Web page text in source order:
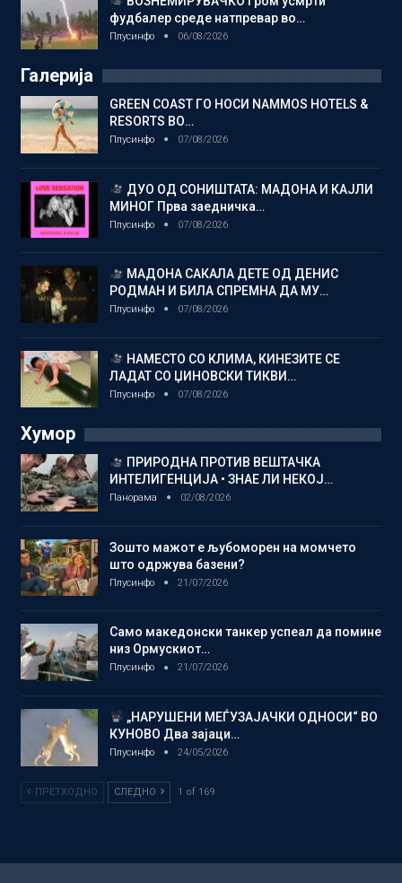
фудбалер среде натпревар во…
Плусинфо 06/08/2026
Галерија
GREEN COAST ГО НОСИ NAMMOS HOTELS &
RESORTS ВО…
Плусинфо 07/08/2026
ДУО ОД СОНИШТАТА: МАДОНА И КАЈЛИ
МИНОГ Прва заедничка…
Плусинфо 07/08/2026
МАДОНА САКАЛА ДЕТЕ ОД ДЕНИС
РОДМАН И БИЛА СПРЕМНА ДА МУ…
Плусинфо 07/08/2026
НАМЕСТО СО КЛИМА, КИНЕЗИТЕ СЕ
ЛАДАТ СО ЏИНОВСКИ ТИКВИ…
Плусинфо 07/08/2026
Хумор
ПРИРОДНА ПРОТИВ ВЕШТАЧКА
ИНТЕЛИГЕНЦИЈА • ЗНАЕ ЛИ НЕКОЈ…
Панорама 02/08/2026
Зошто мажот е љубоморен на момчето
што одржува базени?
Плусинфо 21/07/2026
Само македонски танкер успеал да помине
низ Ормускиот…
Плусинфо 21/07/2026
„НАРУШЕНИ МЕЃУЗАЈАЧКИ ОДНОСИ“ ВО
КУНОВО Два зајаци…
Плусинфо 24/05/2026
ПРЕТХОДНО СЛЕДНО 1 of 169